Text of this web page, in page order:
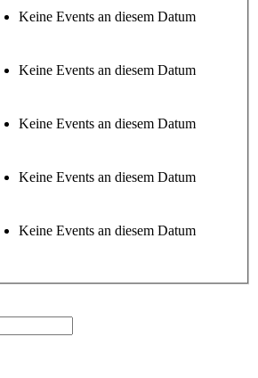
Keine Events an diesem Datum
Keine Events an diesem Datum
Keine Events an diesem Datum
Keine Events an diesem Datum
Keine Events an diesem Datum